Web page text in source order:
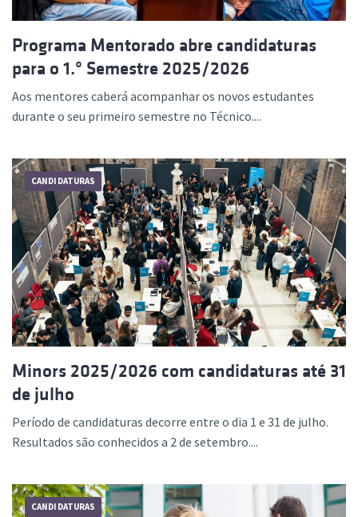
Programa Mentorado abre candidaturas
para o 1.º Semestre 2025/2026
Aos mentores caberá acompanhar os novos estudantes
durante o seu primeiro semestre no Técnico....
CANDIDATURAS
Minors 2025/2026 com candidaturas até 31
de julho
Período de candidaturas decorre entre o dia 1 e 31 de julho.
Resultados são conhecidos a 2 de setembro....
CANDIDATURAS